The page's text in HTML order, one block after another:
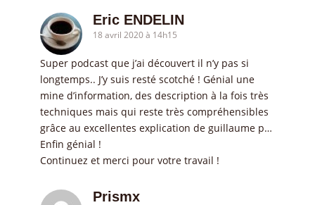
Eric ENDELIN
18 avril 2020 à 14h15
Super podcast que j’ai découvert il n’y pas si
longtemps.. J’y suis resté scotché ! Génial une
mine d’information, des description à la fois très
techniques mais qui reste très compréhensibles
grâce au excellentes explication de guillaume p…
Enfin génial !
Continuez et merci pour votre travail !
Prismx